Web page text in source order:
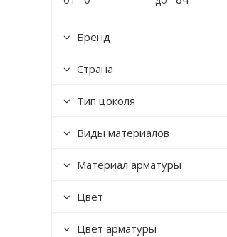
Бренд
Страна
Тип цоколя
Виды материалов
Материал арматуры
Цвет
Цвет арматуры